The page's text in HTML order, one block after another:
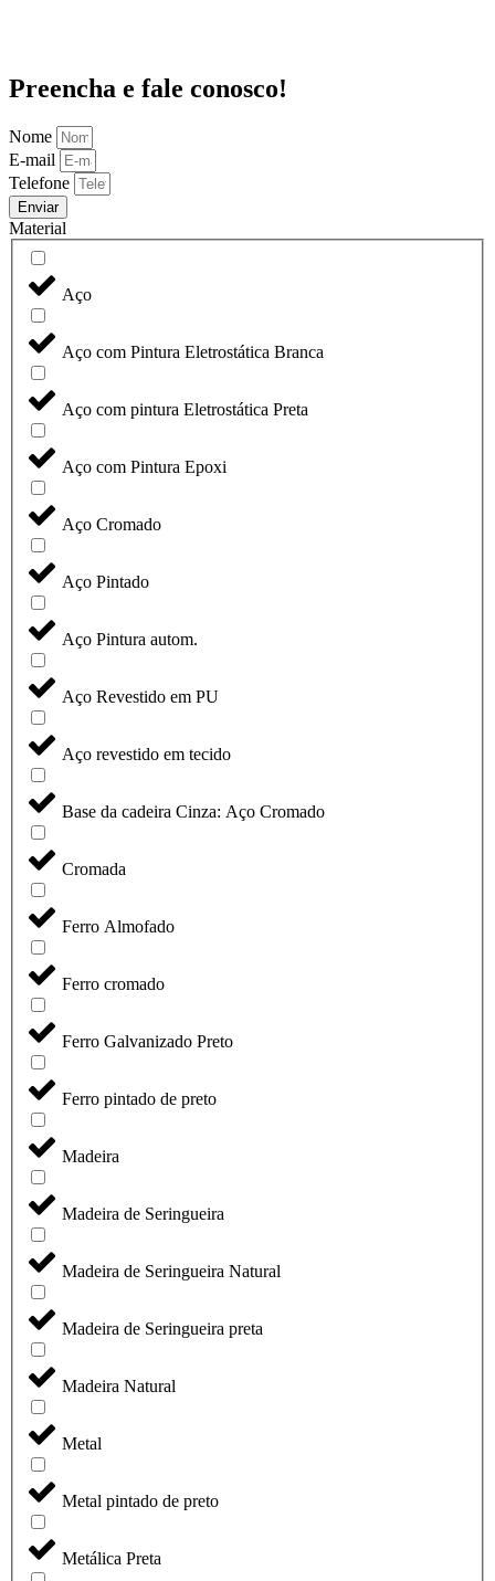
Preencha e fale conosco!
Nome
E-mail
Telefone
Enviar
Material
Aço
Aço com Pintura Eletrostática Branca
Aço com pintura Eletrostática Preta
Aço com Pintura Epoxi
Aço Cromado
Aço Pintado
Aço Pintura autom.
Aço Revestido em PU
Aço revestido em tecido
Base da cadeira Cinza: Aço Cromado
Cromada
Ferro Almofado
Ferro cromado
Ferro Galvanizado Preto
Ferro pintado de preto
Madeira
Madeira de Seringueira
Madeira de Seringueira Natural
Madeira de Seringueira preta
Madeira Natural
Metal
Metal pintado de preto
Metálica Preta